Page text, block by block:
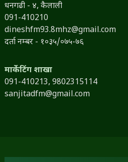
धनगढी - ४, कैलाली
091-410210
dineshfm93.8mhz@gmail.com
दर्ता नम्बर - १०३५/०७५-७६
मार्केटिंग शाखा
091-410213, 9802315114
sanjitadfm@gmail.com